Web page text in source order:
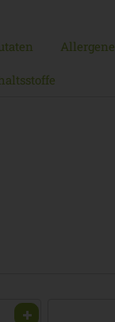
Allergene